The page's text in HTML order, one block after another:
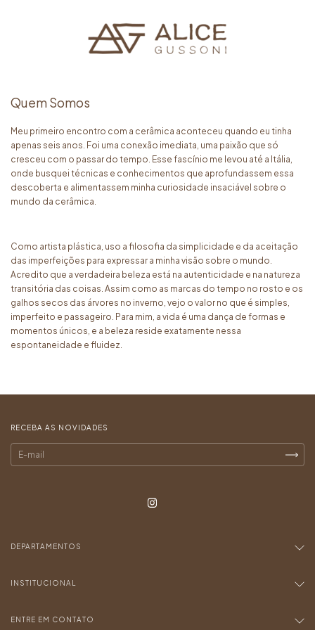
Quem Somos
Meu primeiro encontro com a cerâmica aconteceu quando eu tinha
apenas seis anos. Foi uma conexão imediata, uma paixão que só
cresceu com o passar do tempo. Esse fascínio me levou até a Itália,
onde busquei técnicas e conhecimentos que aprofundassem essa
descoberta e alimentassem minha curiosidade insaciável sobre o
mundo da cerâmica.
Como artista plástica, uso a filosofia da simplicidade e da aceitação
das imperfeições para expressar a minha visão sobre o mundo.
Acredito que a verdadeira beleza está na autenticidade e na natureza
transitória das coisas. Assim como as marcas do tempo no rosto e os
galhos secos das árvores no inverno, vejo o valor no que é simples,
imperfeito e passageiro. Para mim, a vida é uma dança de formas e
momentos únicos, e a beleza reside exatamente nessa
espontaneidade e fluidez.
RECEBA AS NOVIDADES
DEPARTAMENTOS
INSTITUCIONAL
ENTRE EM CONTATO